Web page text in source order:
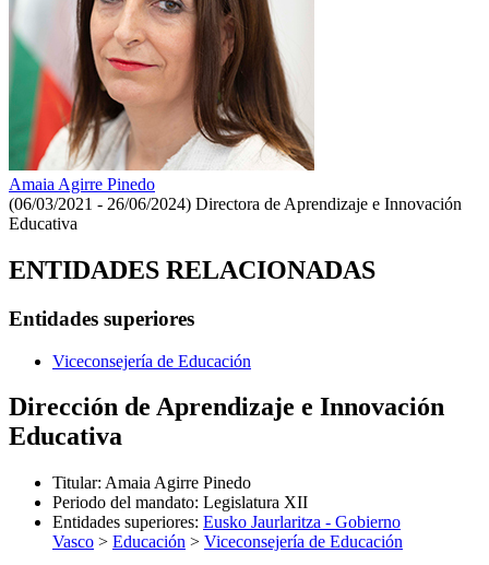
Amaia Agirre Pinedo
(06/03/2021 - 26/06/2024) Directora de Aprendizaje e Innovación
Educativa
ENTIDADES RELACIONADAS
Entidades superiores
Viceconsejería de Educación
Dirección de Aprendizaje e Innovación
Educativa
Titular: Amaia Agirre Pinedo
Periodo del mandato: Legislatura XII
Entidades superiores: Eusko Jaurlaritza - Gobierno
Vasco > Educación > Viceconsejería de Educación